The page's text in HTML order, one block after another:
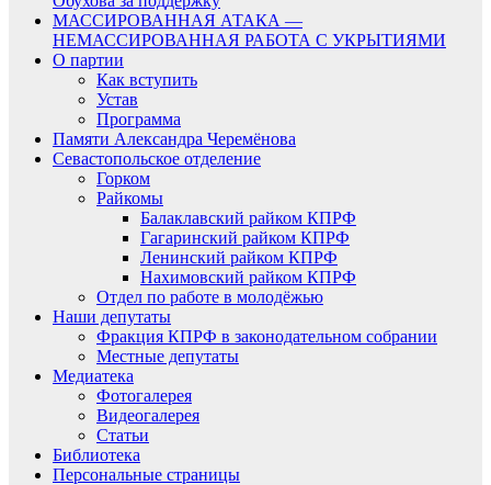
МАССИРОВАННАЯ АТАКА —
НЕМАССИРОВАННАЯ РАБОТА С УКРЫТИЯМИ
О партии
Как вступить
Устав
Программа
Памяти Александра Черемёнова
Севастопольское отделение
Горком
Райкомы
Балаклавский райком КПРФ
Гагаринский райком КПРФ
Ленинский райком КПРФ
Нахимовский райком КПРФ
Отдел по работе в молодёжью
Наши депутаты
Фракция КПРФ в законодательном собрании
Местные депутаты
Медиатека
Фотогалерея
Видеогалерея
Статьи
Библиотека
Персональные страницы